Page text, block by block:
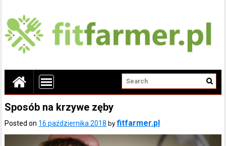
Sposób na krzywe zęby
Posted on 16 października 2018 byfitfarmer.pl